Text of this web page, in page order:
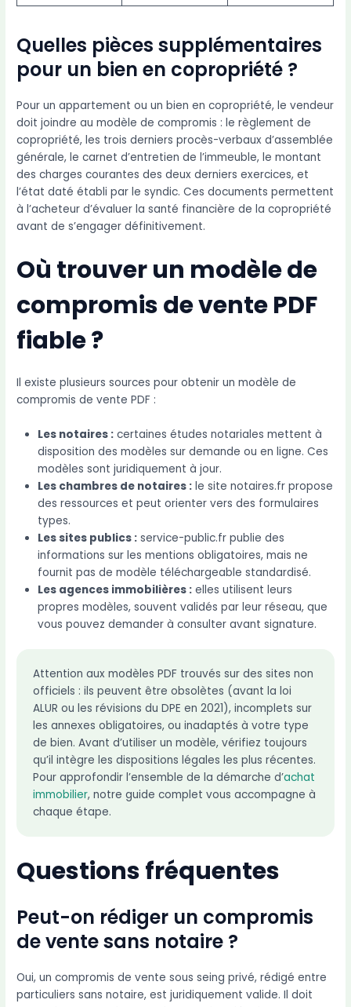
Quelles pièces supplémentaires
pour un bien en copropriété ?
Pour un appartement ou un bien en copropriété, le vendeur
doit joindre au modèle de compromis : le règlement de
copropriété, les trois derniers procès-verbaux d’assemblée
générale, le carnet d’entretien de l’immeuble, le montant
des charges courantes des deux derniers exercices, et
l’état daté établi par le syndic. Ces documents permettent
à l’acheteur d’évaluer la santé financière de la copropriété
avant de s’engager définitivement.
Où trouver un modèle de
compromis de vente PDF
fiable ?
Il existe plusieurs sources pour obtenir un modèle de
compromis de vente PDF :
Les notaires : certaines études notariales mettent à
disposition des modèles sur demande ou en ligne. Ces
modèles sont juridiquement à jour.
Les chambres de notaires : le site notaires.fr propose
des ressources et peut orienter vers des formulaires
types.
Les sites publics : service-public.fr publie des
informations sur les mentions obligatoires, mais ne
fournit pas de modèle téléchargeable standardisé.
Les agences immobilières : elles utilisent leurs
propres modèles, souvent validés par leur réseau, que
vous pouvez demander à consulter avant signature.
Attention aux modèles PDF trouvés sur des sites non
officiels : ils peuvent être obsolètes (avant la loi
ALUR ou les révisions du DPE en 2021), incomplets sur
les annexes obligatoires, ou inadaptés à votre type
de bien. Avant d’utiliser un modèle, vérifiez toujours
qu’il intègre les dispositions légales les plus récentes.
Pour approfondir l’ensemble de la démarche d’achat
immobilier, notre guide complet vous accompagne à
chaque étape.
Questions fréquentes
Peut-on rédiger un compromis
de vente sans notaire ?
Oui, un compromis de vente sous seing privé, rédigé entre
particuliers sans notaire, est juridiquement valide. Il doit